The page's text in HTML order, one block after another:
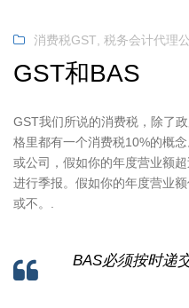
消费税GST 税务会计代理
GST和BAS
GST我们所说的消费税，除了
格里都有一个消费税10%的概
或公司，假如你的年度营业额
进行季报。假如你的年度营业
或不。.
BAS必须按时递